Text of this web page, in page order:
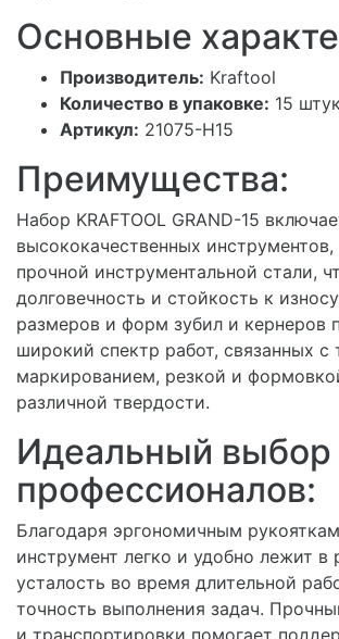
Основные
Производитель: Kraftool
Количество в упаковке: 15 штук
Артикул: 21075-H15
Преимущества:
Набор KRAFTOOL GRAND-15
высококачественных инструментов,
прочной инструментальной стали,
долговечность и стойкость к
размеров и форм зубил и кернеров
широкий спектр работ, связанных с
маркированием, резкой и
различной твердости.
Идеальный выбор
профессионалов:
Благодаря эргономичным
инструмент легко и удобно лежит
усталость во время длительной
точность выполнения задач.
и транспортировки помогает